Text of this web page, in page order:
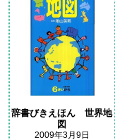
辞書びきえほん 世界地
図
2009年3月9日